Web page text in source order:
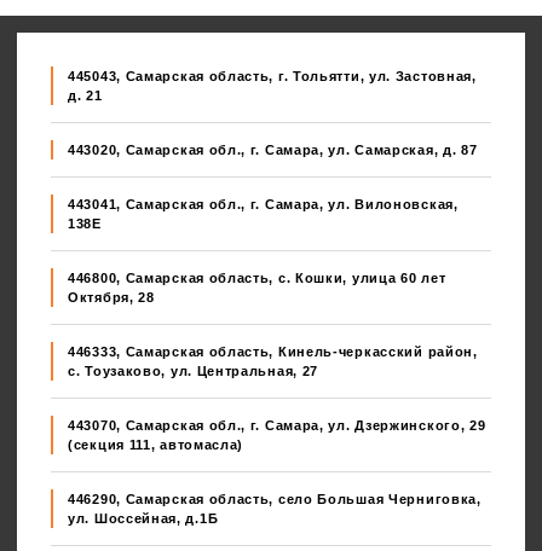
445043, Самарская область, г. Тольятти, ул. Застовная,
д. 21
443020, Самарская обл., г. Самара, ул. Самарская, д. 87
443041, Самарская обл., г. Самара, ул. Вилоновская,
138E
446800, Самарская область, с. Кошки, улица 60 лет
Октября, 28
446333, Самарская область, Кинель-черкасский район,
с. Тоузаково, ул. Центральная, 27
443070, Самарская обл., г. Самара, ул. Дзержинского, 29
(секция 111, автомасла)
446290, Самарская область, село Большая Черниговка,
ул. Шоссейная, д.1Б